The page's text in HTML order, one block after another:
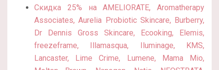
Скидка 25% на AMELIORATE, Aromatherapy
Associates, Aurelia Probiotic Skincare, Burberry,
Dr Dennis Gross Skincare, Ecooking, Elemis,
freezeframe, Illamasqua, Iluminage, KMS,
Lancaster, Lime Crime, Lumene, Mama Mio,